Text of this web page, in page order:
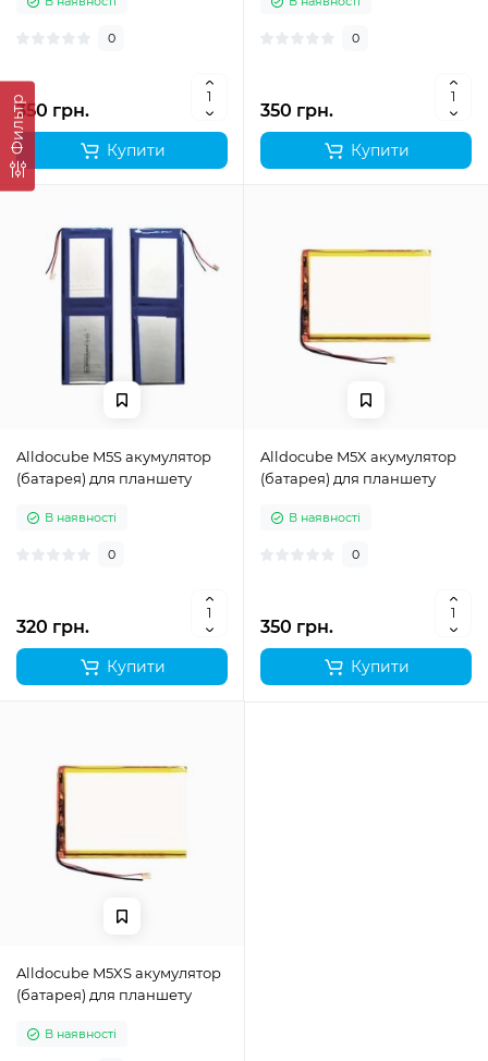
Фильтр
0
350 грн.
Купити
0
350 грн.
Купити
Alldocube M5S акумулятор
(батарея) для планшету
В наявності
0
320 грн.
Купити
Alldocube M5X акумулятор
(батарея) для планшету
В наявності
0
350 грн.
Купити
Alldocube M5XS акумулятор
(батарея) для планшету
В наявності